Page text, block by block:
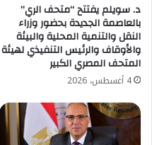
د. سويلم يفتتح “متحف الري”
بالعاصمة الجديدة بحضور وزراء
النقل والتنمية المحلية والبيئة
والأوقاف والرئيس التنفيذي لهيئة
المتحف المصري الكبير
4 أغسطس، 2026